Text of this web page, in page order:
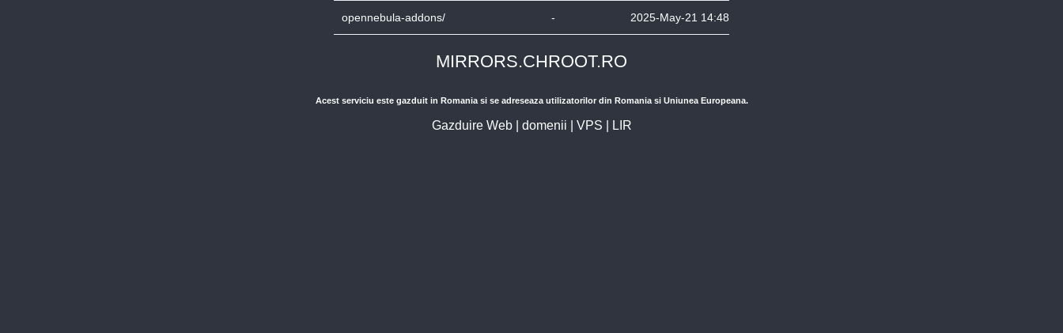
opennebula-addons/ - 2025-May-21 14:48
MIRRORS.CHROOT.RO
Acest serviciu este gazduit in Romania si se adreseaza utilizatorilor din Romania si Uniunea Europeana.
Gazduire Web| domenii VPS LIR